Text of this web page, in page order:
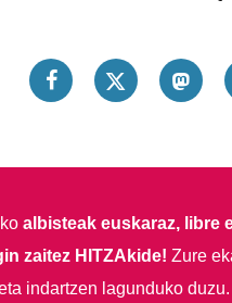
albisteak euskaraz, libre
zaitez HITZAkide! Zure
indartzen lagunduko duzu.